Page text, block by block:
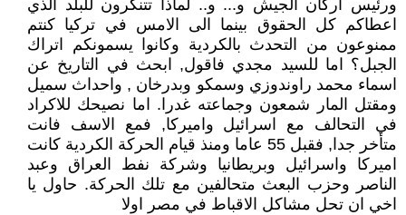
ورئيس اركان الجيش و... و.. لماذا تتنكرون للبلد الذي
اعطاكم كل الحقوق بينما الى الامس في تركيا كنتم
ممنوعون من التحدث بالكردية وكانوا يسمونكم اتراك
الجبل؟ اما للسيد مجدي فاقول, ابحث في التاريخ عن
اسماء محمد راوندوزي وسمكو وبدرخان , واحداث سميل
ومقتل المار شمعون وجماعته غدرا. اما نصيحك للاكراد
في التحالف مع اسرائيل واميركا, فمع الاسف فانت
متأخر جدا, فقبل 55 عاما ومنذ قيام الحركة الكردية كانت
اميركا واسرائيل وبريطانيا وشركة نفط العراق وعبد
الناصر وحزب البعث متحالفين مع تلك الحركة. حاول يا
اخي ان تحل مشاكل الاقباط في مصر اولا